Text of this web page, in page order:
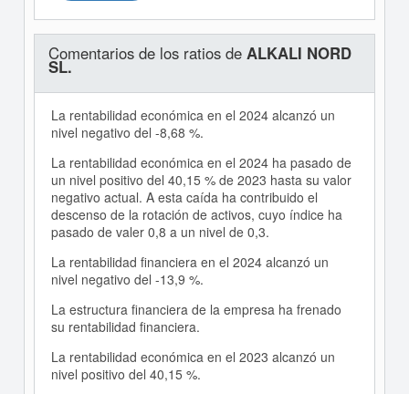
Comentarios de los ratios de ALKALI NORD
SL.
La rentabilidad económica en el 2024 alcanzó un
nivel negativo del -8,68 %.
La rentabilidad económica en el 2024 ha pasado de
un nivel positivo del 40,15 % de 2023 hasta su valor
negativo actual. A esta caída ha contribuido el
descenso de la rotación de activos, cuyo índice ha
pasado de valer 0,8 a un nivel de 0,3.
La rentabilidad financiera en el 2024 alcanzó un
nivel negativo del -13,9 %.
La estructura financiera de la empresa ha frenado
su rentabilidad financiera.
La rentabilidad económica en el 2023 alcanzó un
nivel positivo del 40,15 %.